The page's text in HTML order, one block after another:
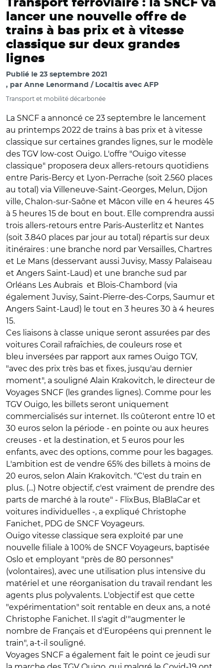
Transport ferroviaire : la SNCF va
lancer une nouvelle offre de
trains à bas prix et à vitesse
classique sur deux grandes
lignes
Publié le 23 septembre 2021
par Anne Lenormand / Localtis avec AFP
Transport et mobilité décarbonée
La SNCF a annoncé ce 23 septembre le lancement
au printemps 2022 de trains à bas prix et à vitesse
classique sur certaines grandes lignes, sur le modèle
des TGV low-cost Ouigo. L'offre "Ouigo vitesse
classique" proposera deux allers-retours quotidiens
entre Paris-Bercy et Lyon-Perrache (soit 2.560 places
au total) via Villeneuve-Saint-Georges, Melun, Dijon
ville, Chalon-sur-Saône et Mâcon ville en 4 heures 45
à 5 heures 15 de bout en bout. Elle comprendra aussi
trois allers-retours entre Paris-Austerlitz et Nantes
(soit 3.840 places par jour au total) répartis sur deux
itinéraires : une branche nord par Versailles, Chartres
et Le Mans (desservant aussi Juvisy, Massy Palaiseau
et Angers Saint-Laud) et une branche sud par
Orléans Les Aubrais et Blois-Chambord (via
également Juvisy, Saint-Pierre-des-Corps, Saumur et
Angers Saint-Laud) le tout en 3 heures 30 à 4 heures
15.
Ces liaisons à classe unique seront assurées par des
voitures Corail rafraîchies, de couleurs rose et
bleu inversées par rapport aux rames Ouigo TGV,
"avec des prix très bas et fixes, jusqu'au dernier
moment", a souligné Alain Krakovitch, le directeur de
Voyages SNCF (les grandes lignes). Comme pour les
TGV Ouigo, les billets seront uniquement
commercialisés sur internet. Ils coûteront entre 10 et
30 euros selon la période - en pointe ou aux heures
creuses - et la destination, et 5 euros pour les
enfants, avec des options, comme pour les bagages.
L'ambition est de vendre 65% des billets à moins de
20 euros, selon Alain Krakovitch. "C'est du train en
plus. (...) Notre objectif, c'est vraiment de prendre des
parts de marché à la route" - FlixBus, BlaBlaCar et
voitures individuelles -, a expliqué Christophe
Fanichet, PDG de SNCF Voyageurs.
Ouigo vitesse classique sera exploité par une
nouvelle filiale à 100% de SNCF Voyageurs, baptisée
Oslo et employant "près de 80 personnes"
(volontaires), avec une utilisation plus intensive du
matériel et une réorganisation du travail rendant les
agents plus polyvalents. L'objectif est que cette
"expérimentation" soit rentable en deux ans, a noté
Christophe Fanichet. Il s'agit d'"augmenter le
nombre de Français et d'Européens qui prennent le
train", a-t-il souligné.
Voyages SNCF a également fait le point ce jeudi sur